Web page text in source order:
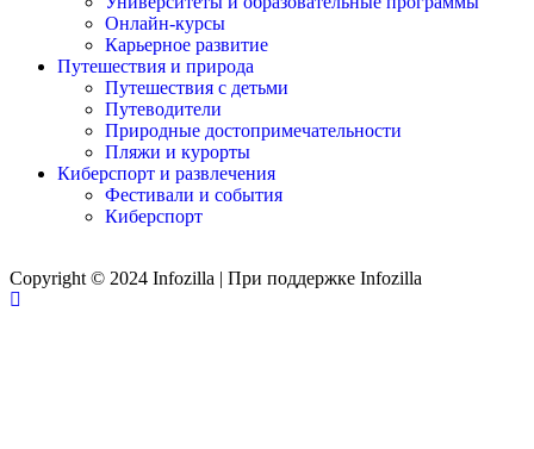
Онлайн-курсы
Карьерное развитие
Путешествия и природа
Путешествия с детьми
Путеводители
Природные достопримечательности
Пляжи и курорты
Киберспорт и развлечения
Фестивали и события
Киберспорт
Copyright © 2024 Infozilla | При поддержке Infozilla